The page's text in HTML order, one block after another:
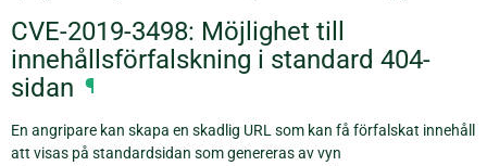
CVE-2019-3498: Möjlighet till
innehållsförfalskning i standard 404-
sidan ¶
En angripare kan skapa en skadlig URL som kan få förfalskat innehåll
att visas på standardsidan som genereras av vyn